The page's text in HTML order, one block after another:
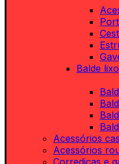
Balde lixo
Acessórios
Acessórios
Corrediças e